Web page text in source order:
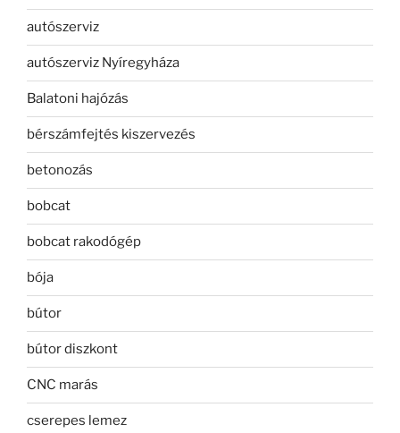
autószerviz
autószerviz Nyíregyháza
Balatoni hajózás
bérszámfejtés kiszervezés
betonozás
bobcat
bobcat rakodógép
bója
bútor
bútor diszkont
CNC marás
cserepes lemez